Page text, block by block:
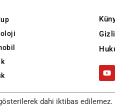
dahi iktibas edilemez.